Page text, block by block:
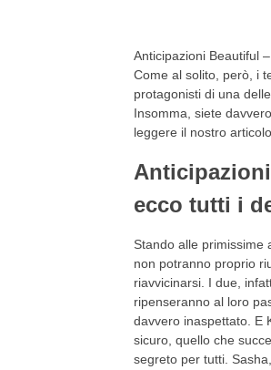
Anticipazioni Beautiful
Come al solito, però, i
protagonisti di una
Insomma, siete
leggere il nostro articolo.
ecco tutti i
Stando alle primissime
non potranno proprio
riavvicinarsi. I due,
ripenseranno al loro
davvero inaspettato. E
sicuro, quello che
segreto per tutti.